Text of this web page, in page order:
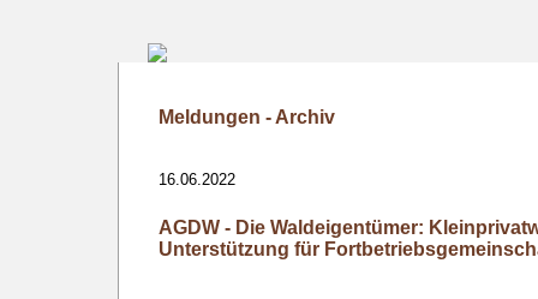
Meldungen - Archiv
16.06.2022
AGDW - Die Waldeigentümer:
Unterstützung für